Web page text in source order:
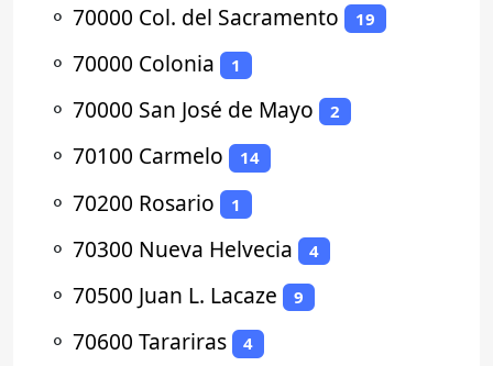
⚬ 70000 Col. del Sacramento 19
⚬ 70000 Colonia 1
⚬ 70000 San José de Mayo 2
⚬ 70100 Carmelo 14
⚬ 70200 Rosario 1
⚬ 70300 Nueva Helvecia 4
⚬ 70500 Juan L. Lacaze 9
⚬ 70600 Tarariras 4